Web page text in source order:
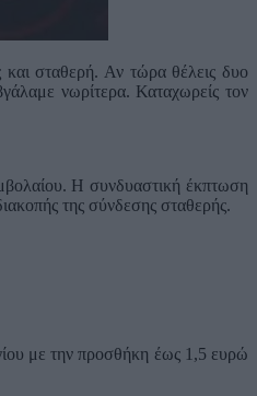
σταθερή. Αν τώρα θέλεις δυο
νωρίτερα. Καταχωρείς τον
Η συνδυαστική έκπτωση
της σύνδεσης σταθερής.
με την προσθήκη έως 1,5 ευρώ